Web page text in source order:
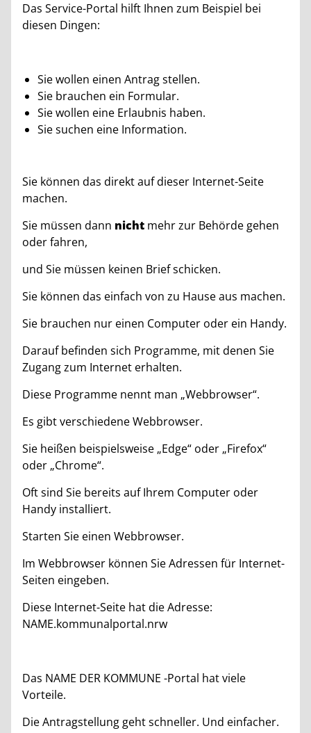
Das Service-Portal hilft Ihnen zum Beispiel bei
diesen Dingen:
Sie wollen einen Antrag stellen.
Sie brauchen ein Formular.
Sie wollen eine Erlaubnis haben.
Sie suchen eine Information.
Sie können das direkt auf dieser Internet-Seite
machen.
Sie müssen dann nicht mehr zur Behörde gehen
oder fahren,
und Sie müssen keinen Brief schicken.
Sie können das einfach von zu Hause aus machen.
Sie brauchen nur einen Computer oder ein Handy.
Darauf befinden sich Programme, mit denen Sie
Zugang zum Internet erhalten.
Diese Programme nennt man „Webbrowser“.
Es gibt verschiedene Webbrowser.
Sie heißen beispielsweise „Edge“ oder „Firefox“
oder „Chrome“.
Oft sind Sie bereits auf Ihrem Computer oder
Handy installiert.
Starten Sie einen Webbrowser.
Im Webbrowser können Sie Adressen für Internet-
Seiten eingeben.
Diese Internet-Seite hat die Adresse:
NAME.kommunalportal.nrw
Das NAME DER KOMMUNE -Portal hat viele
Vorteile.
Die Antragstellung geht schneller. Und einfacher.